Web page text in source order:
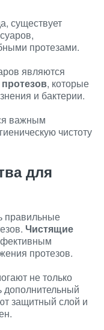
существует
протезами.
являются
, которые
и бактерии.
важным
чистоту
для
правильные
Чистящие
протезов.
не только
дополнительный
защитный слой и